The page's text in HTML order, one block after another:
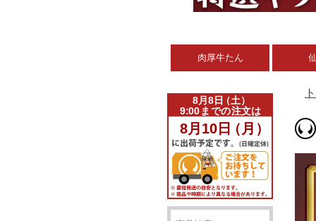
肉厚牛たん